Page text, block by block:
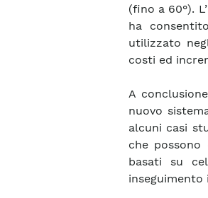
(fino a 60°).
ha
utilizzato
costi ed
A
nuovo
alcuni casi
che
basati su
inseguimento